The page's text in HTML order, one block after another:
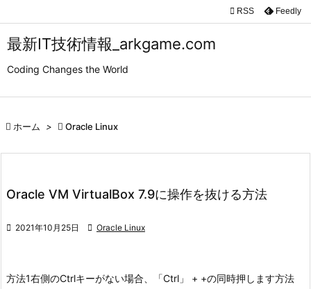
最新IT技術情報_arkgame.com
Coding Changes the World


 RSS Feedly
 ホーム >  Oracle Linux
Oracle VM VirtualBox 7.9に操作を抜ける方法
 2021年10月25日  Oracle Linux
方法1右側のCtrlキーがない場合、「Ctrl」 + +の同時押します方法